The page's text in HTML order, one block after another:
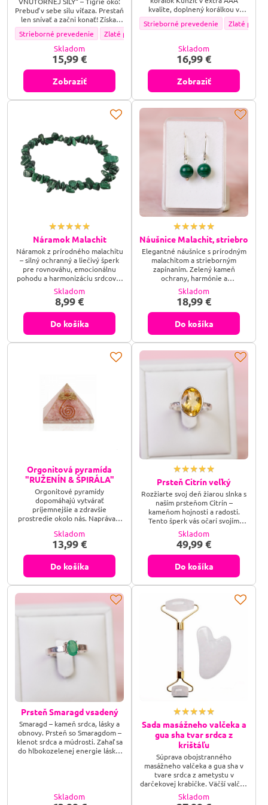
Prebuď v sebe silu víťaza. Prestaň
len snívať a začni konať! Získaj
silu šelmy, ktorá vie presne, čo
chce, a nebojí sa ísť si za tým.
Prebuď v sebe neotrasiteľné
odhodlanie a premeň každú
prekážku na svoju príležitosť!
Náramok ,,ODHODLANIA A VNÚTORNEJ SILY - Tigrie oko" - Farebné
Strieborné prevedenie Náramok ,,ODHODLANIA A VNÚTORNEJ SILY -
Zlaté prevedenie
Skladom
15,99 €
Zobraziť
kvalite, doplnený korálkou v
tvare srdca z ocele v zlatom
alebo striebornom prevedení.
Náramok ,,PRIVOLANIE LÁSKY DO
Strieborné prevedenie Náramok
Zlaté
Skladom
16,99 €
Zobraziť
Náramok Malachit
Náramok z prírodného malachitu
– silný ochranný a liečivý šperk
pre rovnováhu, emocionálnu
pohodu a harmonizáciu srdcovej
čakry. Elegantný minerálny
náramok pre ženy aj mužov.
Ručne vyrábaný z pravého
malachitu. Zelená mágia pre
tvoju dušu. Náramok z malachitu
je ako dotyk prírody a liečivej
energie – priťahuje harmóniu,
chráni tvoje srdce a prebúdza
vnútornú silu. Elegancia s
Skladom
8,99 €
Do košíka
Náušnice Malachit, striebro
Elegantné náušnice s prírodným
malachitom a strieborným
zapínaním. Zelený kameň
ochrany, harmónie a
výnimočného štýlu pre každú
ženu. Zelená sila prírody ukrytá v
šperku. Náušnice s malachitom sú
esenciou tajomna, elegancie a
harmónie – pre ženu, ktorá kráča
Skladom
18,99 €
Do košíka
Orgonitová pyramída
"RUŽENÍN & ŠPIRÁLA"
Orgonitové pyramídy
dopomáhajú vytvárať
príjemnejšie a zdravšie
prostredie okolo nás. Naprávajú
elektrosmogu z mobilných
telefónov, wi-fi, televízorov a
pod. Orgonit sa používa na
čistenie negatívnej energie a
proti účinkom
elektromagnetických vĺn, ktoré
emocionálne a duchovne.
Skladom
13,99 €
Do košíka
Prsteň Citrín veľký
Rozžiarte svoj deň žiarou slnka s
naším prsteňom Citrín –
kameňom hojnosti a radosti.
Tento šperk vás očarí svojím
zlatistým leskom a okamžite
prebúdza vnútornú energiu,
úsmev a optimizmus.
Skladom
49,99 €
Do košíka
Prsteň Smaragd vsadený
Smaragd – kameň srdca, lásky a
obnovy. Prsteň so Smaragdom –
klenot srdca a múdrosti. Zahaľ sa
do hlbokozelenej energie lásky,
Skladom
Sada masážneho valčeka a
gua sha tvar srdca z
krištáľu
Súprava obojstranného
masážneho valčeka a gua sha v
tvare srdca z ametystu v
darčekovej krabičke. Väčší valček
je určený na masáž končatín a
chrbta, menší valček slúži na
Skladom